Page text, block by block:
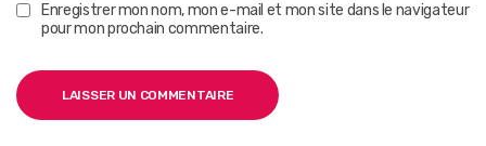
Enregistrer mon nom, mon e-mail et mon site dans le navigateur
pour mon prochain commentaire.